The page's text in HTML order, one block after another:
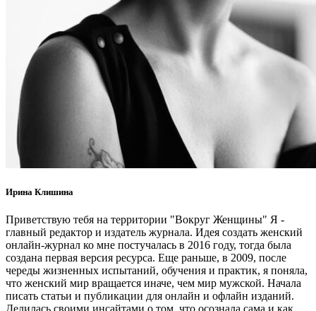
Ирина Клишина
Приветствую тебя на территории "Вокруг Женщины" Я -
главный редактор и издатель журнала. Идея создать женский
онлайн-журнал ко мне постучалась в 2016 году, тогда была
создана первая версия ресурса. Еще раньше, в 2009, после
череды жизненных испытаний, обучения и практик, я поняла,
что женский мир вращается иначе, чем мир мужской. Начала
писать статьи и публикации для онлайн и офлайн изданий.
Делилась своими инсайтами о том, что осознала сама и как